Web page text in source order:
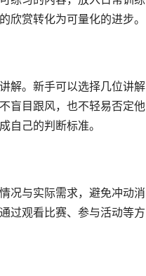
欣赏转化为可量化的进步。
解。新手可以选择几位讲解
盲目跟风，也不轻易否定他
自己的判断标准。
况与实际需求，避免冲动消
过观看比赛、参与活动等方